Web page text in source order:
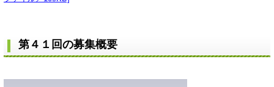
第４１回の募集概要